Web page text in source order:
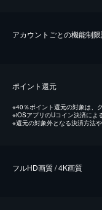
アカウントごとの機能制
ポイント還元
※40％ポイント還元の対象は、
※iOSアプリのUコイン決済によ
※還元の対象外となる決済方法
フルHD画質 / 4K画質